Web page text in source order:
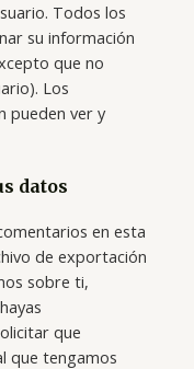
Todos los
su información
que no
Los
pueden ver y
datos
en esta
de exportación
sobre ti,
que
que tengamos